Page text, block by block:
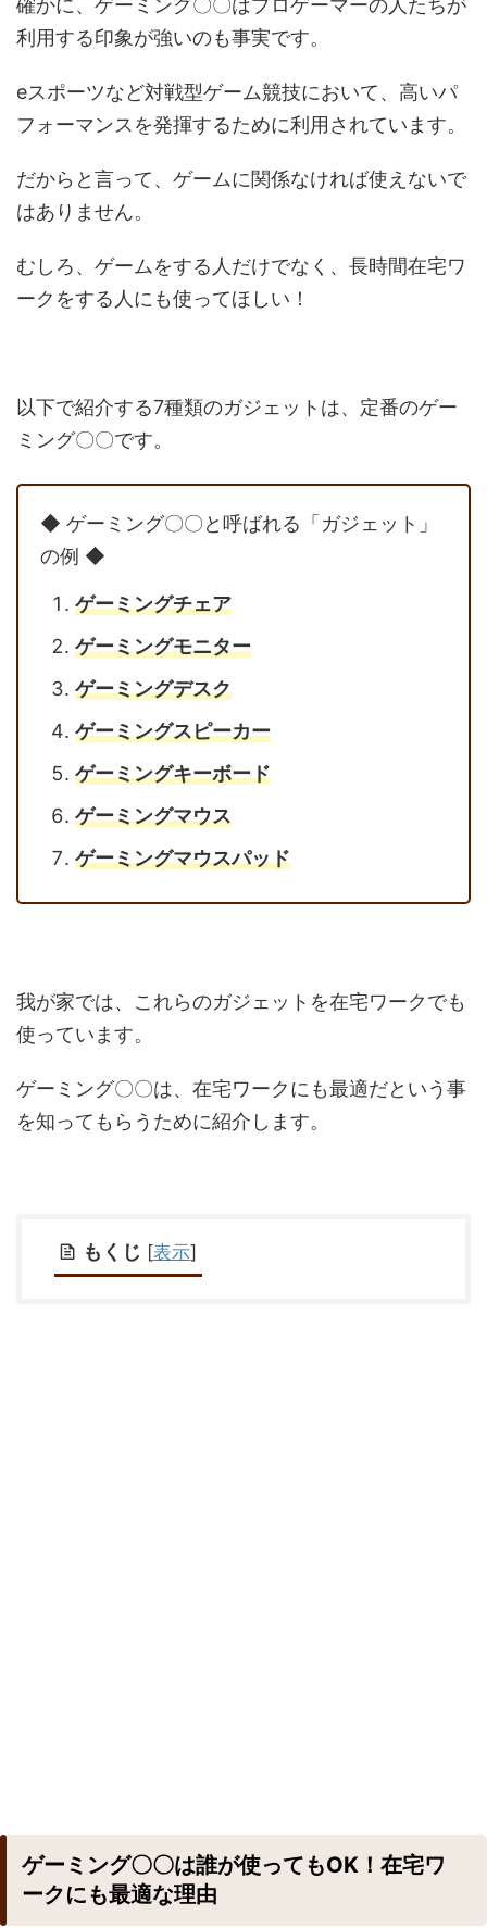
利用する印象が強いのも事実です。
eスポーツなど対戦型ゲーム競技において、高いパ
フォーマンスを発揮するために利用されています。
だからと言って、ゲームに関係なければ使えないで
はありません。
むしろ、ゲームをする人だけでなく、長時間在宅ワ
ークをする人にも使ってほしい！
以下で紹介する7種類のガジェットは、定番のゲー
ミング〇〇です。
◆ ゲーミング〇〇と呼ばれる「ガジェット」
の例 ◆
ゲーミングチェア
ゲーミングモニター
ゲーミングデスク
ゲーミングスピーカー
ゲーミングキーボード
ゲーミングマウス
ゲーミングマウスパッド
我が家では、これらのガジェットを在宅ワークでも
使っています。
ゲーミング〇〇は、在宅ワークにも最適だという事
を知ってもらうために紹介します。
もくじ [表示]
ゲーミング〇〇は誰が使ってもOK！在宅ワ
ークにも最適な理由